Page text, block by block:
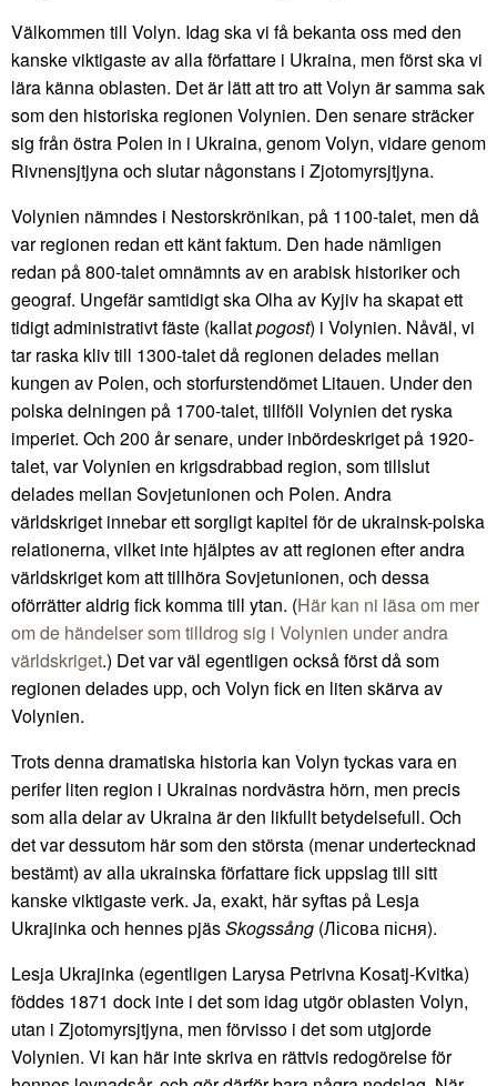
Välkommen till Volyn. Idag ska vi få bekanta oss med den
kanske viktigaste av alla författare i Ukraina, men först ska vi
lära känna oblasten. Det är lätt att tro att Volyn är samma sak
som den historiska regionen Volynien. Den senare sträcker
sig från östra Polen in i Ukraina, genom Volyn, vidare genom
Rivnensjtjyna och slutar någonstans i Zjotomyrsjtjyna.
Volynien nämndes i Nestorskrönikan, på 1100-talet, men då
var regionen redan ett känt faktum. Den hade nämligen
redan på 800-talet omnämnts av en arabisk historiker och
geograf. Ungefär samtidigt ska Olha av Kyjiv ha skapat ett
tidigt administrativt fäste (kallatpogost) i Volynien. Nåväl, vi
tar raska kliv till 1300-talet då regionen delades mellan
kungen av Polen, och storfurstendömet Litauen. Under den
polska delningen på 1700-talet, tillföll Volynien det ryska
imperiet. Och 200 år senare, under inbördeskriget på 1920-
talet, var Volynien en krigsdrabbad region, som tillslut
delades mellan Sovjetunionen och Polen. Andra
världskriget innebar ett sorgligt kapitel för de ukrainsk-polska
relationerna, vilket inte hjälptes av att regionen efter andra
världskriget kom att tillhöra Sovjetunionen, och dessa
oförrätter aldrig fick komma till ytan. (Här kan ni läsa om mer
om de händelser som tilldrog sig i Volynien under andra
världskriget.) Det var väl egentligen också först då som
regionen delades upp, och Volyn fick en liten skärva av
Volynien.
Trots denna dramatiska historia kan Volyn tyckas vara en
perifer liten region i Ukrainas nordvästra hörn, men precis
som alla delar av Ukraina är den likfullt betydelsefull. Och
det var dessutom här som den största (menar undertecknad
bestämt) av alla ukrainska författare fick uppslag till sitt
kanske viktigaste verk. Ja, exakt, här syftas på Lesja
Ukrajinka och hennes pjäsSkogssång (Лісова пісня).
Lesja Ukrajinka (egentligen Larysa Petrivna Kosatj-Kvitka)
föddes 1871 dock inte i det som idag utgör oblasten Volyn,
utan i Zjotomyrsjtjyna, men förvisso i det som utgjorde
Volynien. Vi kan här inte skriva en rättvis redogörelse för